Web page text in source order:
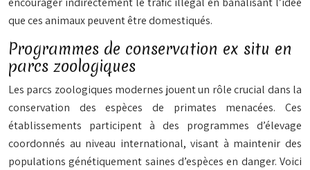
que ces animaux peuvent être domestiqués.
Programmes de conservation ex situ en
parcs zoologiques
Les parcs zoologiques modernes jouent un rôle crucial dans la
conservation des espèces de primates menacées. Ces
établissements participent à des programmes d’élevage
coordonnés au niveau international, visant à maintenir des
populations génétiquement saines d’espèces en danger. Voici